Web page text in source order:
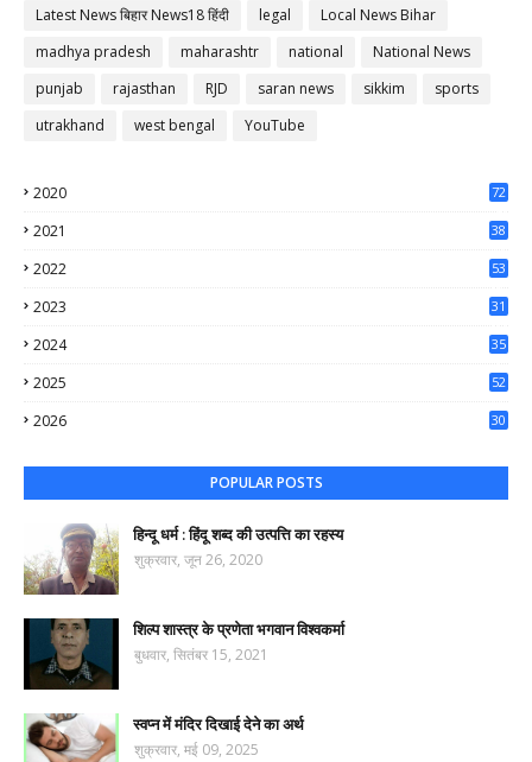
Latest News बिहार News18 हिंदी
legal
Local News Bihar
madhya pradesh
maharashtr national
National News
punjab
rajasthan RJD saran news sikkim
sports
utrakhand
west bengal YouTube
2020
72
2021
38
2022
53
2023
31
2024
35
2025
52
2026
30
POPULAR POSTS
हिन्दू धर्म : हिंदू शब्द की उत्पत्ति का रहस्य
शुक्रवार, जून 26, 2020
शिल्प शास्त्र के प्रणेता भगवान विश्वकर्मा
बुधवार, सितंबर 15, 2021
स्वप्न में मंदिर दिखाई देने का अर्थ
शुक्रवार, मई 09, 2025